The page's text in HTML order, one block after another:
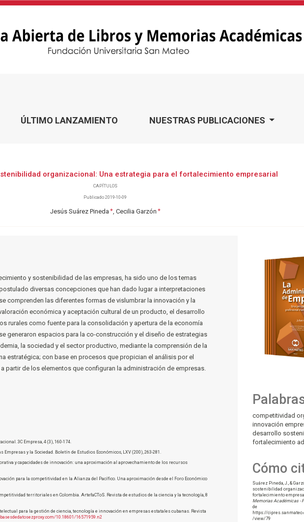
ÚLTIMO LANZAMIENTO NUESTRAS PUBLICACIONES
organizacional: Una estrategia para el fortalecimiento empresarial
CAPÍTULOS
Publicado 2019-10-09
Jesús Suárez Pineda + Cecilia Garzón +
competitividad
innovación
desarrollo
fortalecimiento
Cómo
Suárez Pineda, J., &
sostenibilidad
fortalecimiento
Memorias Académicas -
de
https://
/view/79
y sostenibilidad de las empresas, ha sido uno de los temas
diversas concepciones que han dado lugar a interpretaciones
comprenden las diferentes formas de vislumbrar la innovación y la
económica y aceptación cultural de un producto, el desarrollo
rurales como fuente para la consolidación y apertura de la economía
generaron espacios para la co-construcción y el diseño de estrategias
la sociedad y el sector productivo, mediante la comprensión de la
estratégica; con base en procesos que propician el análisis por el
partir de los elementos que configuran la administración de empresas.
3C Empresa, 4 (3), 160-174.
y la Sociedad. Boletín de Estudios Económicos, LXV (200), 263-281.
y capacidades de innovación: una aproximación al aprovechamiento de los recursos
para la competitividad en la Alianza del Pacífico. Una aproximación desde el Foro Económico
territoriales en Colombia. ArtefaCToS. Revista de estudios de la ciencia y la tecnología, 8
para la gestión de ciencia, tecnología e innovación en empresas estatales cubanas. Revista
10.18601/16571959.n2